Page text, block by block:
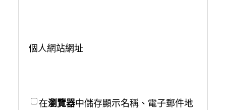
個人網站網址
在瀏覽器中儲存顯示名稱、電子郵件地